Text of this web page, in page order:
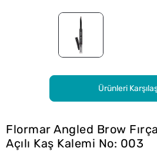
Ürünleri
Flormar Angled Brow
Açılı Kaş Kalemi No: 003